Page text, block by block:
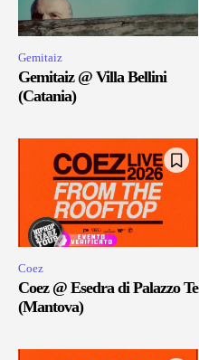
Gemitaiz
Gemitaiz @ Villa Bellini
(Catania)
Coez
Coez @ Esedra di Palazzo Te
(Mantova)